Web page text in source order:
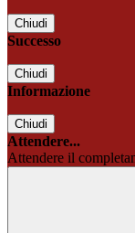
Chiudi
Successo
Chiudi
Informazione
Chiudi
Attendere...
Attendere il